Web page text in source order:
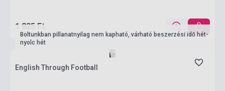
1 825 Ft
Boltunkban pillanatnyilag nem kapható, várható beszerzési idő hét-
nyolc hét
English Through Football